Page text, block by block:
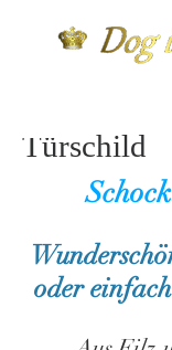
Türschild
oder